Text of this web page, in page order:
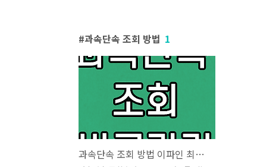
과속단속 조회 방법 1
과속단속 조회 방법 이파인 최근무인단속내역 조회 방법